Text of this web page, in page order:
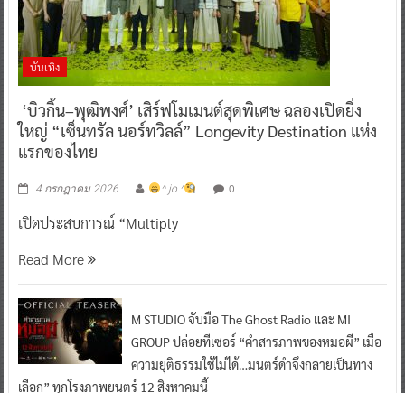
บันเทิง
‘บิวกิ้น–พุฒิพงศ์’ เสิร์ฟโมเมนต์สุดพิเศษ ฉลองเปิดยิ่ง
ใหญ่ “เซ็นทรัล นอร์ทวิลล์” Longevity Destination แห่ง
แรกของไทย
4 กรกฎาคม 2026 ^ jo ^ 0
เปิดประสบการณ์ “Multiply
Read More
M STUDIO จับมือ The Ghost Radio และ MI
GROUP ปล่อยทีเซอร์ “คำสารภาพของหมอผี” เมื่อ
ความยุติธรรมใช้ไม่ได้…มนตร์ดำจึงกลายเป็นทาง
เลือก” ทุกโรงภาพยนตร์ 12 สิงหาคมนี้